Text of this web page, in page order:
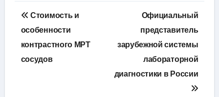
Навигация
по
записям
Стоимость и
особенности
контрастного МРТ
сосудов
Официальный
представитель
зарубежной системы
лабораторной
диагностики в России